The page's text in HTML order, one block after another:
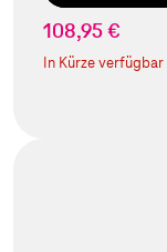
108,95 €
In Kürze verfügbar